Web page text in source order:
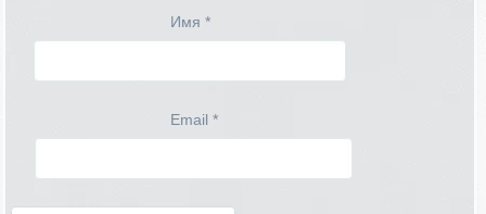
Имя *
Email *